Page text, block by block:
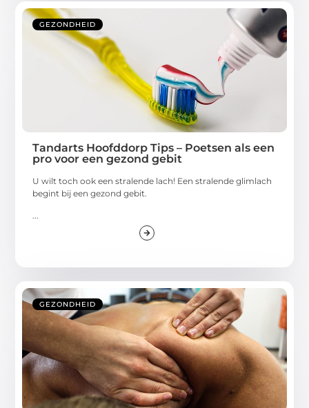
GEZONDHEID
Tandarts Hoofddorp Tips – Poetsen als een
pro voor een gezond gebit
U wilt toch ook een stralende lach! Een stralende glimlach
begint bij een gezond gebit.
GEZONDHEID